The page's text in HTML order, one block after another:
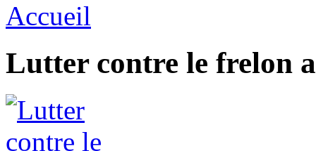
Accueil
Lutter contre le frelon